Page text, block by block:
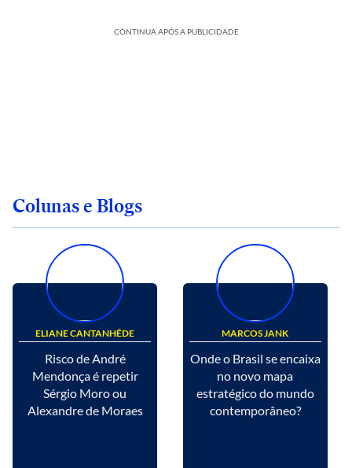
CONTINUA APÓS A PUBLICIDADE
Colunas e Blogs
ELIANE CANTANHÊDE
Risco de André
Mendonça é repetir
Sérgio Moro ou
Alexandre de Moraes
MARCOS JANK
Onde o Brasil se encaixa
no novo mapa
estratégico do mundo
contemporâneo?